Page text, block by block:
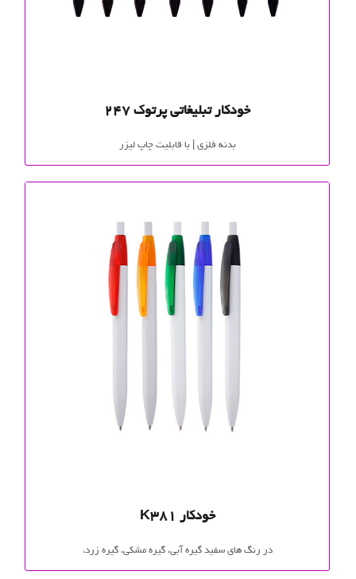
خودکار تبلیغاتی پرتوک 247
بدنه فلزی | با قابلیت چاپ لیزر
خودکار K381
در رنگ های سفید گیره آبی، گیره مشکی، گیره زرد،